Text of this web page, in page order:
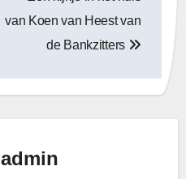
van Koen van Heest van
de Bankzitters
admin